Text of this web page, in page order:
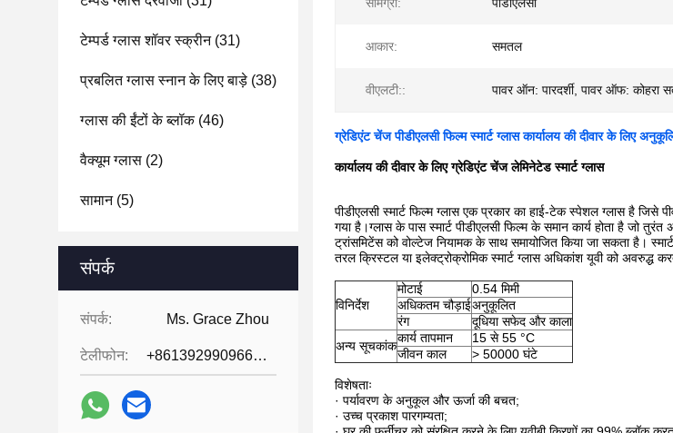
टेम्पर्ड ग्लास शॉवर स्क्रीन(31)
प्रबलित ग्लास स्नान के लिए बाड़े (38)
ग्लास की ईंटों के ब्लॉक(46)
वैक्यूम ग्लास (2)
सामान(5)
संपर्क
संपर्क: Ms. Grace Zhou
टेलीफोन: +8613929909663--13690711186
आकार: समतल
वीएलटी:: पावर ऑन: पारदर्शी, पावर ऑफ: कोहरा
ग्रेडिएंट चेंज पीडीएलसी फिल्म स्मार्ट ग्लास कार्यालय की दीवार के लिए
कार्यालय की दीवार के लिए ग्रेडिएंट चेंज लेमिनेटेड स्मार्ट ग्लास
पीडीएलसी स्मार्ट फिल्म ग्लास एक प्रकार का हाई-टेक स्पेशल ग्लास है जिसे
गया है।ग्लास के पास स्मार्ट पीडीएलसी फिल्म के समान कार्य होता है जो तुरंत
ट्रांसमिटेंस को वोल्टेज नियामक के साथ समायोजित किया जा सकता है।
तरल क्रिस्टल या इलेक्ट्रोक्रोमिक स्मार्ट ग्लास अधिकांश यूवी को
विनिर्देश
मोटाई
0.54 मिमी
अधिकतम चौड़ाईअनुकूलित
रंग
दूधिया सफेद और काला
अन्य सूचकांक
कार्य तापमान
15 से 55 °C
जीवन काल
> 50000 घंटे
विशेषताः
· पर्यावरण के अनुकूल और ऊर्जा की बचत;
· उच्च प्रकाश पारगम्यता;